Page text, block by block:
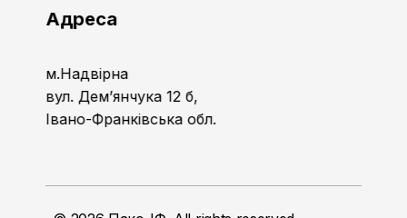
Адреса
м.Надвірна
вул. Дем’янчука 12 б,
Івано-Франківська обл.